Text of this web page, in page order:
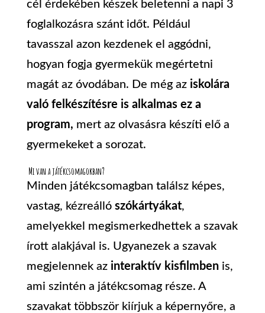
cél érdekében készek beletenni a napi 3
foglalkozásra szánt időt. Például
tavasszal azon kezdenek el aggódni,
hogyan fogja gyermekük megértetni
magát az óvodában. De még aziskolára
való felkészítésre is alkalmas ez a
program, mert az olvasásra készíti elő a
gyermekeket a sorozat.
Mi van a játékcsomagokban?
Minden játékcsomagban találsz képes,
vastag, kézreálló szókártyákat,
amelyekkel megismerkedhettek a szavak
írott alakjával is. Ugyanezek a szavak
megjelennek az interaktív kisfilmbenis,
ami szintén a játékcsomag része. A
szavakat többször kiírjuk a képernyőre, a